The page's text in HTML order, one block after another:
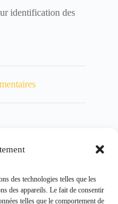
des technologies telles que les
des appareils. Le fait de consentir
telles que le comportement de
identification des
SAS